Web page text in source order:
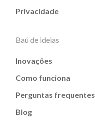
Privacidade
Baú de ideias
Inovações
Como funciona
Perguntas frequentes
Blog